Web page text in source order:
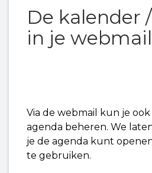
Agenda (CalDAV)
(Windows)
Agenda/Contactpersonen
Outlook voor Windows
Agenda van de webmail
De kalender
in je
Via de webmail kun je
agenda beheren. We
je de agenda kunt
te gebruiken.